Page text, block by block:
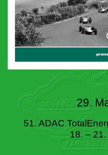
29.
51. ADAC
18. –